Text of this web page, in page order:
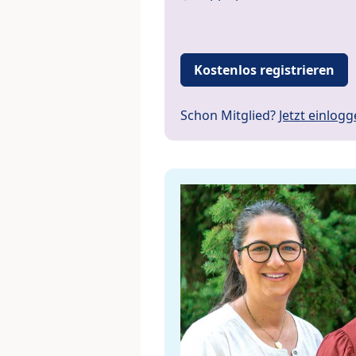
Kostenlos registrieren
Schon Mitglied? Jetzt